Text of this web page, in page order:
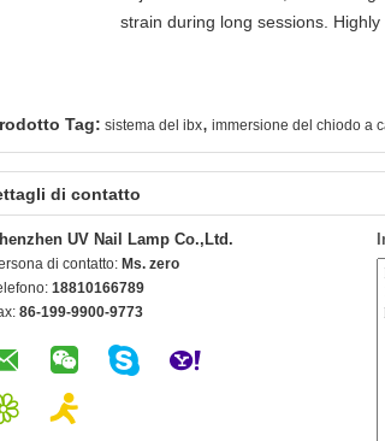
strain during long sessions. Highly
Tag: sistema del ibx, immersione del chiodo a
di contatto
UV Nail Lamp Co.,Ltd.
di contatto: Ms. zero
18810166789
86-199-9900-9773